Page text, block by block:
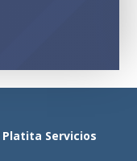
Platita Servicios